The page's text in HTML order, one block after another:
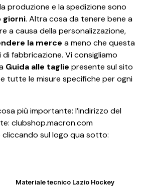
produzione e la spedizione sono
giorni. Altra cosa da tenere bene a
a causa della personalizzazione,
la merce a meno che questa
fabbricazione. Vi consigliamo
Guida alle taglie presente sul sito
tutte le misure specifiche per ogni
più importante: l’indirizzo del
clubshop.macron.com
cliccando sul logo qua sotto:
Materiale tecnico Lazio Hockey